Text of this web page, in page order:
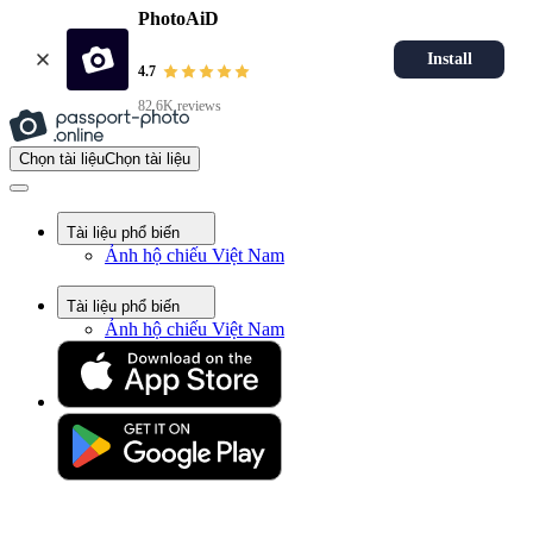
PhotoAiD
4.7
82.6K reviews
Install
Chọn tài liệuChọn tài liệu
Tài liệu phổ biến
Ảnh hộ chiếu Việt Nam
Tài liệu phổ biến
Ảnh hộ chiếu Việt Nam